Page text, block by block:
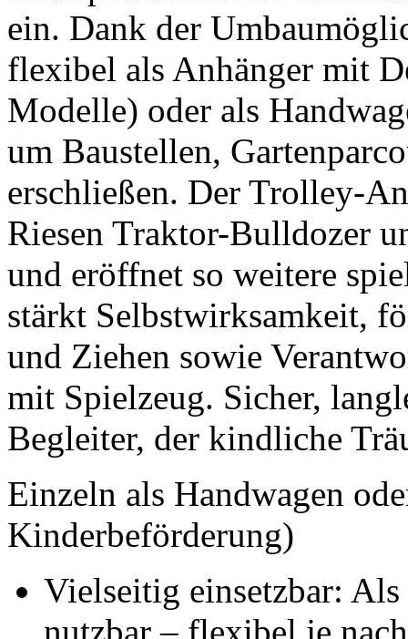
ein. Dank der
flexibel als Anhänger mit
Modelle) oder als
um Baustellen,
erschließen. Der Trolley-
Riesen Traktor-Bulldozer
und eröffnet so weitere
stärkt Selbstwirksamkeit,
und Ziehen sowie
mit Spielzeug. Sicher,
Begleiter, der kindliche
Einzeln als Handwagen
Kinderbeförderung)
Vielseitig einsetzbar:
nutzbar – flexibel je